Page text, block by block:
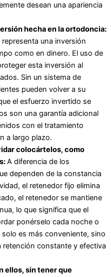
desean una apariencia
hecha en la ortodoncia:
una inversión
como en dinero. El uso de
esta inversión al
Sin un sistema de
pueden volver a su
el esfuerzo invertido se
son una garantía adicional
con el tratamiento
a largo plazo.
colocártelos, como
A diferencia de los
dependen de la constancia
el retenedor fijo elimina
el retenedor se mantiene
lo que significa que el
ponérselo cada noche o
es más conveniente, sino
retención constante y efectiva
ellos, sin tener que